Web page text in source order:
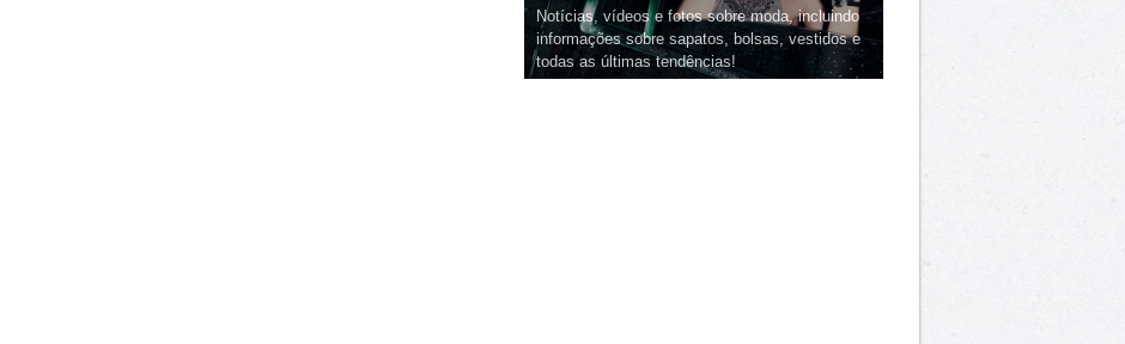
Notícias, vídeos e fotos sobre moda, incluindo
informações sobre sapatos, bolsas, vestidos e
todas as últimas tendências!